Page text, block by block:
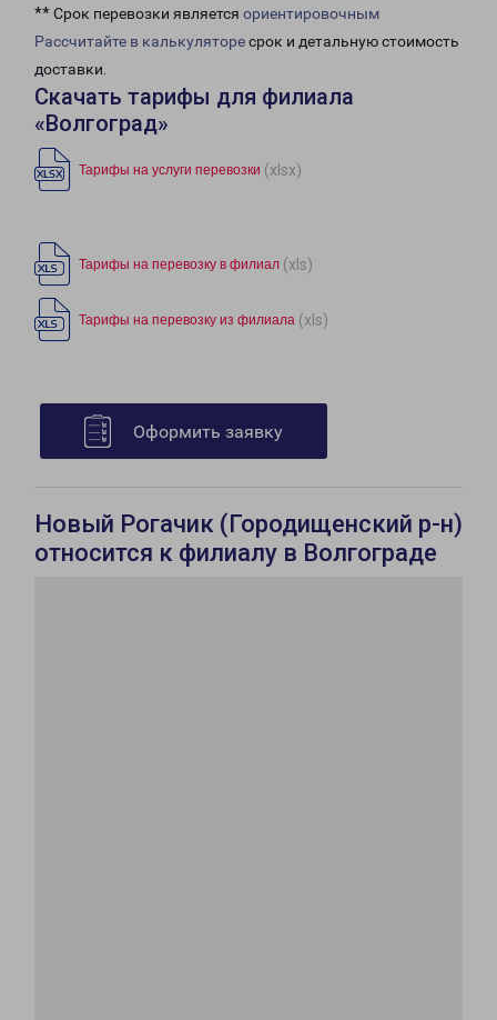
** Срок перевозки является ориентировочным
Рассчитайте в калькуляторесрок и детальную стоимость
доставки.
Скачать тарифы для филиала
«Волгоград»
Тарифы на услуги перевозки (xlsx)
Тарифы на перевозку в филиал (xls)
Тарифы на перевозку из филиала (xls)
Оформить заявку
Новый Рогачик (Городищенский р-н)
относится к филиалу в Волгограде